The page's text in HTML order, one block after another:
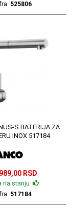
525806
S BATERIJA ZA
INOX 517184
RSD
na stanju
517184